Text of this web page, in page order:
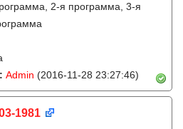
2-я программа, 3-я
Admin (2016-11-28 23:27:46)
1981